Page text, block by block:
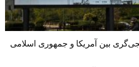
بین آمریکا و جمهوری اسلامی